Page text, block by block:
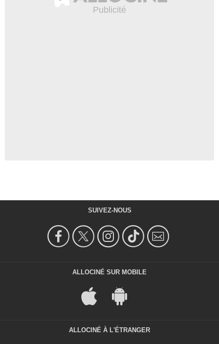
SUIVEZ-NOUS
ALLOCINÉ SUR MOBILE
ALLOCINÉ À L'ÉTRANGER